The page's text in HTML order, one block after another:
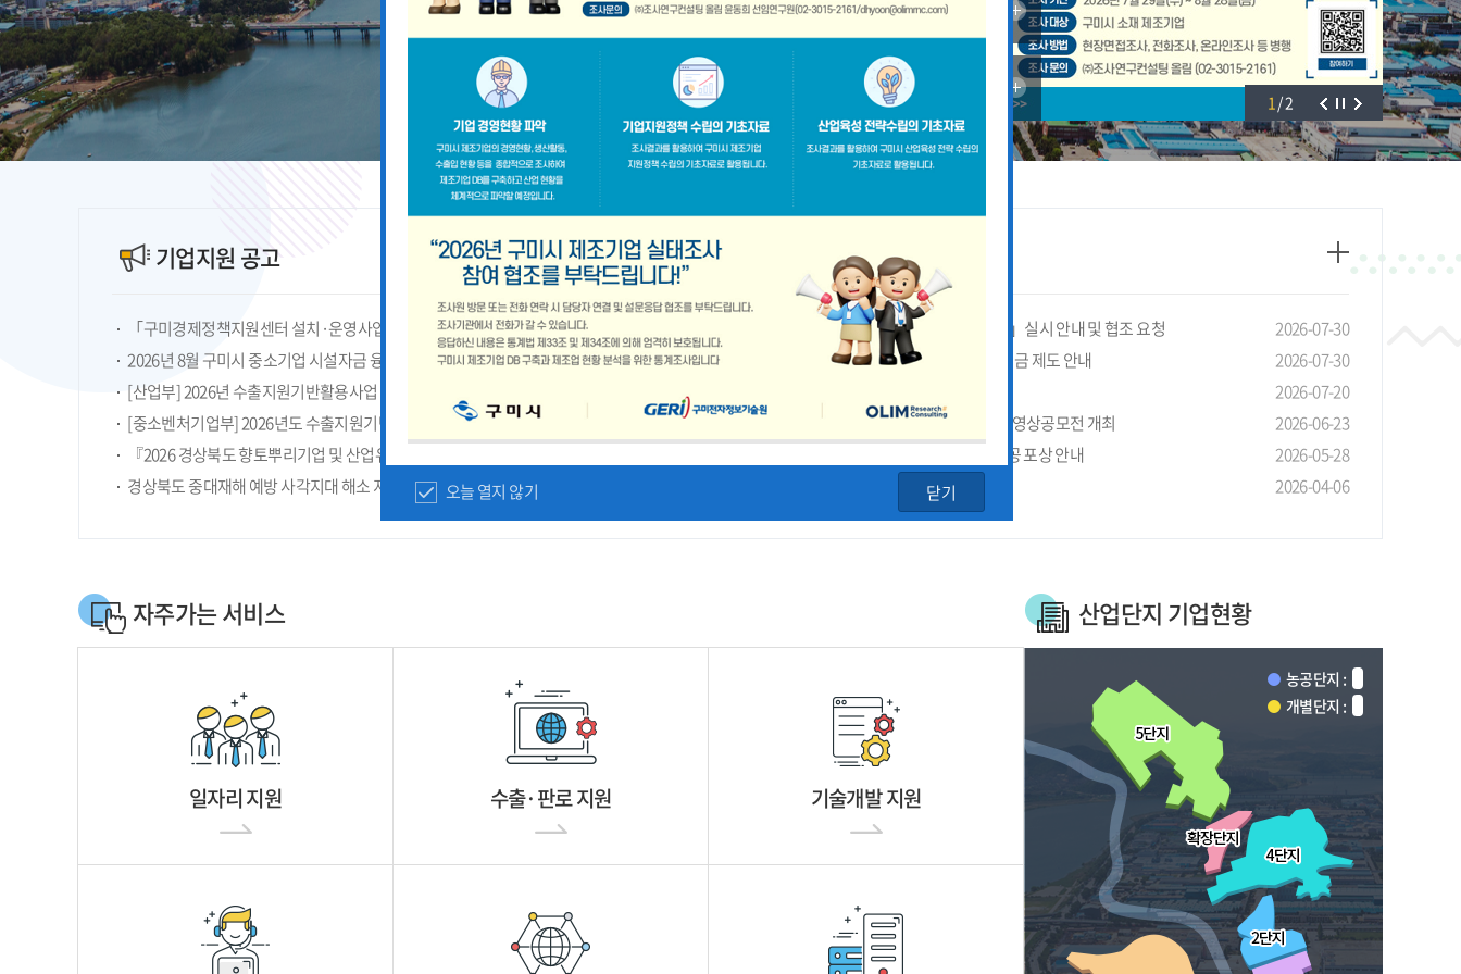
오늘 열지 않기 닫기
1/2
기업지원 공고
2026년 8월 구미시 중소기업 시설자금 융자지원 안내
2026-07-27
2026-07-10
2026-07-08
『2026 경상북도 향토뿌리기업 및 산업유산 지정계획』 공고
경상북도 중대재해 예방 사각지대 해소 지원사업 모집공고
공지사항
「2026년 구미시 제조기업 실태조사」실시 안내 및 협조 요청
2026-07-30
[장애인복지과] 장애인 고용개선 장려금 제도 안내
2026-07-30
2026-07-20
제5회 Galaxy 사진공모전& 제4회 LG 영상공모전 개최
2026-06-23
2026년 가족친화 우수기업 · 기관 유공 포상 안내
2026-05-28
2026년 가족친화기업 인증 신청 안내
2026-04-06
자주가는 서비스
일자리 지원 수출·판로 지원 기술개발 지원
산업단지 기업현황
농공단지 :
개별단지 :